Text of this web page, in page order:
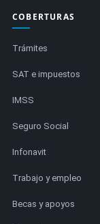
COBERTURAS
Trámites
SAT e impuestos
IMSS
Seguro Social
Infonavit
Trabajo y empleo
Becas y apoyos